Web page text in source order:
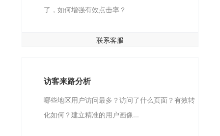
了，如何增强有效点击率？
联系客服
访客来路分析
哪些地区用户访问最多？访问了什么页面？有效转
化如何？建立精准的用户画像...